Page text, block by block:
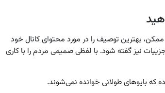
ممکن، بهترین توصیف را در مورد محتوای کانال خود
نیز گفته شود. با لفظی صمیمی مردم را با کاری
که بایوهای طولانی خوانده نمی‌شوند.